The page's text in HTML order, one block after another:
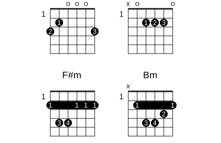
O O O
1
1
2
3
X O O
1
1 2 3
F#m
1
1 1 1 1
3 4
Bm
X
1
1
1
2
3
4